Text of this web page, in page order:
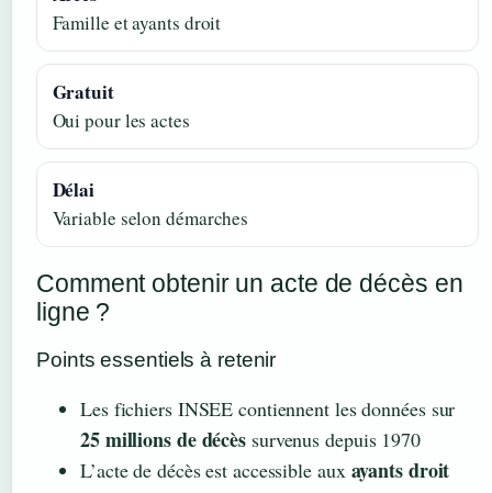
Famille et ayants droit
Gratuit
Oui pour les actes
Délai
Variable selon démarches
Comment obtenir un acte de décès en
ligne ?
Points essentiels à retenir
Les fichiers INSEE contiennent les données sur
25 millions de décès survenus depuis 1970
L’acte de décès est accessible aux ayants droit